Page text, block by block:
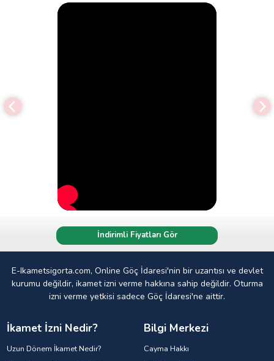
İndirimli Fiyatları Gör
E-Ikametsigorta.com, Online Göç İdaresi'nin bir uzantısı ve devlet
kurumu değildir, ikamet izni verme hakkına sahip değildir. Oturma
izni verme yetkisi sadece Göç İdaresi'ne aittir.
İkamet İzni Nedir?
Uzun Dönem İkamet Nedir?
Bilgi Merkezi
Cayma Hakkı